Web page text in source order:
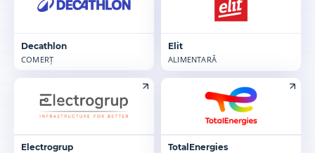
Decathlon
COMERȚ
Elit
ALIMENTARĂ
Electrogrup
TotalEnergies